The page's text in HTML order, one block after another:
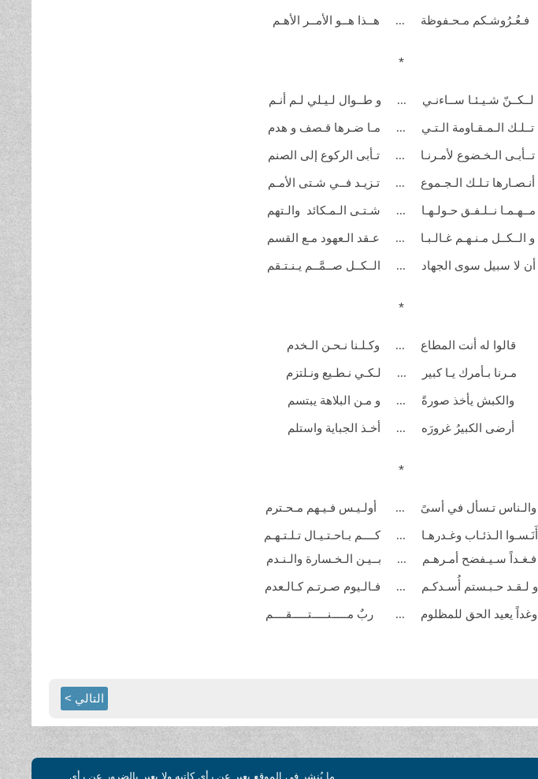
فـعُـرُوشـكم مـحـفوظة ... هــذا هــو الأمــر الأهـم
*
لــكــنّ شـيـئـا ســاءنـي ... و طــوال لـيـلي لـم أنـم
تــلـك الـمـقـاومة الـتـي ... مـا ضـرها قـصف و هدم
تــأبـى الـخـضوع لأمـرنـا ... تـأبى الركوع إلى الصنم
أنـصـارها تـلـك الـجـموع ... تـزيـد فــي شـتى الأمـم
مــهـمـا نــلـفـق حـولـهـا ... شـتـى الـمـكائد والـتهم
و الــكــل مـنـهـم غـالـبـا ... عـقد الـعهود مـع القسم
أن لا سبيل سوى الجهاد ... الــكــل صــمَّــم يـنـتـقم
*
قالوا له أنت المطاع ... وكـلـنا نـحـن الـخدم
مـرنا بـأمرك يـاكبير ... لـكـي نـطـيع ونـلتزم
والكبش يأخذ صورةً ... و مـن البلاهة يبتسم
أرضى الكبيرُ غرورَه ... أخـذ الجباية واستلم
*
والـناس تـسأل في أسىً ... أولـيـس فـيـهم مـحـترم
أَنَـسـوا الـذئـاب وغـدرهـا ... كــــم بـاحـتـيـال تـلـتـهـم
فـغـداً سـيـفضح
أمـرهـم ... بــيـن الـخـسارة والـنـدم
و لـقـد حـبـستم أُسـدكـم ... فـالـيوم صـرتـمكـالـعدم
وغداً يعيد الحق للمظلوم ... ربٌ مـــــنـــــتـــــقــــم
التالي >
ما يُنشر في الموقع يعبر عن رأي كاتبه ولا يعبر بالضرور عن رأي